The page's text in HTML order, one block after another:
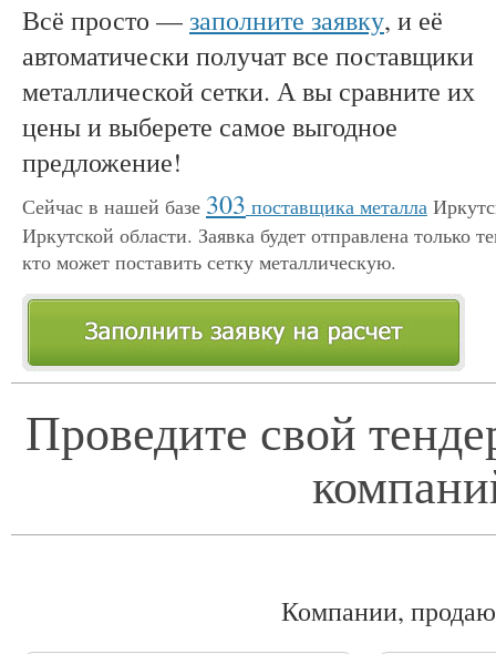
Всё просто —заполните заявку, и её
автоматически получат все поставщики
металлической сетки. А вы сравните их
цены и выберете самое выгодное
предложение!
Сейчас в нашей базе 303 поставщика металла
Иркутской области. Заявка будет отправлена только
кто может поставить сетку металлическую.
Проведите свой
Компании,